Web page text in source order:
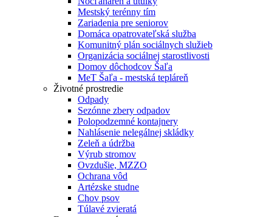
Mestský terénny tím
Zariadenia pre seniorov
Domáca opatrovateľská služba
Komunitný plán sociálnych služieb
Organizácia sociálnej starostlivosti
Domov dôchodcov Šaľa
MeT Šaľa - mestská tepláreň
Životné prostredie
Odpady
Sezónne zbery odpadov
Polopodzemné kontajnery
Nahlásenie nelegálnej skládky
Zeleň a údržba
Výrub stromov
Ovzdušie, MZZO
Ochrana vôd
Artézske studne
Chov psov
Túlavé zvieratá